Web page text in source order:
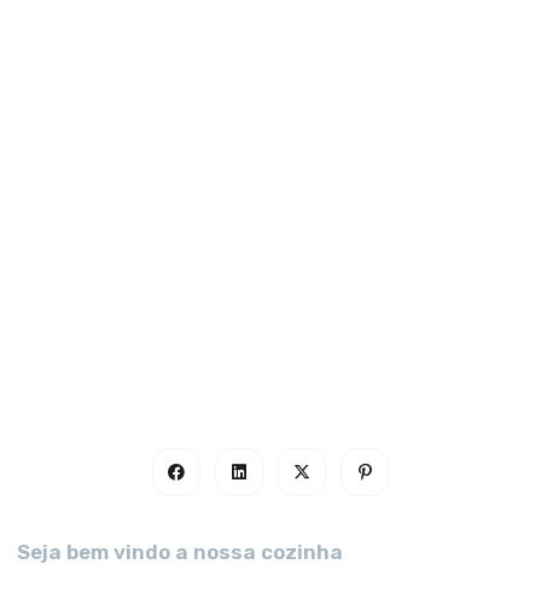
Seja bem vindo a nossa cozinha